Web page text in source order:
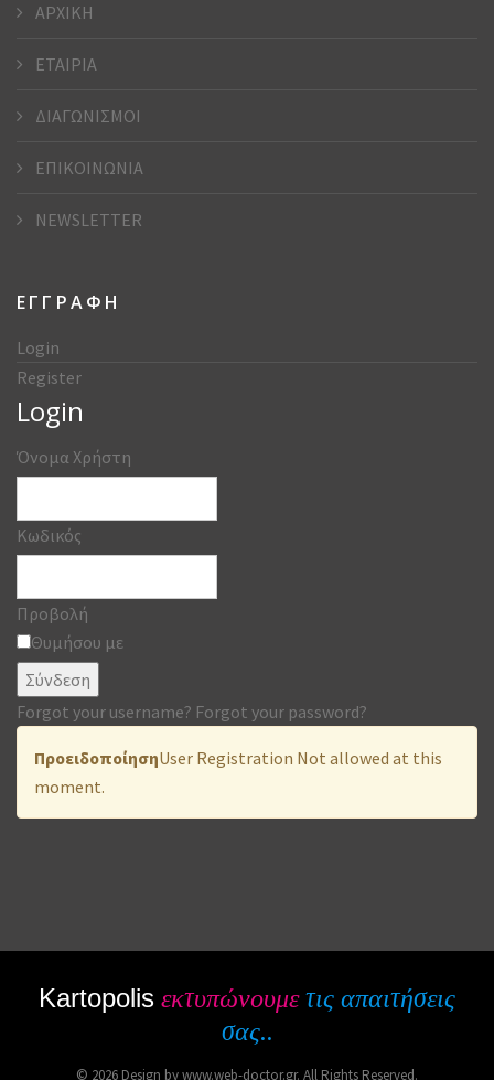
ΑΡΧΙΚΗ
ΕΤΑΙΡΙΑ
ΔΙΑΓΩΝΙΣΜΟΙ
ΕΠΙΚΟΙΝΩΝΙΑ
NEWSLETTER
ΕΓΓΡΑΦΗ
Login
Register
Login
Όνομα Χρήστη
Κωδικός
Προβολή
Θυμήσου με
Σύνδεση
Forgot your username? Forgot your password?
ΠροειδοποίησηUser Registration Not allowed at this
moment.
Kartopolis εκτυπώνουμετις απαιτήσεις
σας..
© 2026 Design by www.web-doctor.gr. All Rights Reserved.